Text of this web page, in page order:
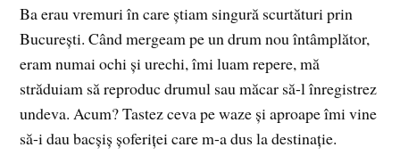
Ba erau vremuri în care știam singură scurtături prin
București. Când mergeam pe un drum nou întâmplător,
eram numai ochi și urechi, îmi luam repere, mă
străduiam să reproduc drumul sau măcar să-l înregistrez
undeva. Acum? Tastez ceva pe waze și aproape îmi vine
să-i dau bacșiș șoferiței care m-a dus la destinație.